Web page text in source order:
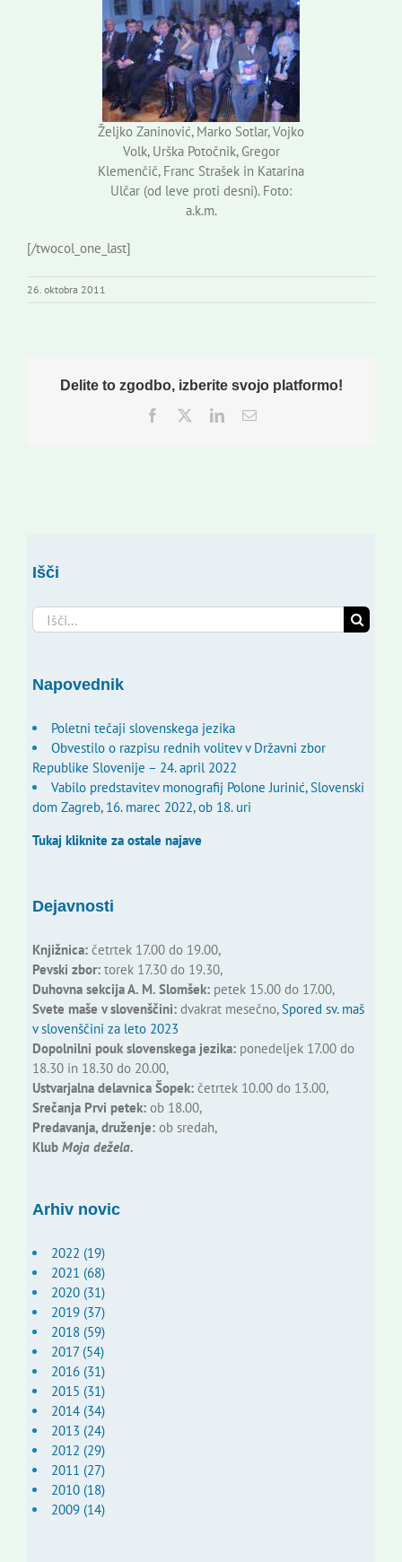
Željko Zaninović, Marko Sotlar, Vojko
Volk, Urška Potočnik, Gregor
Klemenčič, Franc Strašek in Katarina
Ulčar (od leve proti desni). Foto:
a.k.m.
[/twocol_one_last]
26. oktobra 2011
Delite to zgodbo, izberite svojo platformo!
Facebook
TwitterLinkedInEmail
Išči
Search
for:
Napovednik
Poletni tečaji slovenskega jezika
Obvestilo o razpisu rednih volitev v Državni zbor
Republike Slovenije – 24. april 2022
Vabilo predstavitev monografij Polone Jurinić, Slovenski
dom Zagreb, 16. marec 2022, ob 18. uri
Tukaj kliknite za ostale najave
Dejavnosti
Knjižnica:četrtek 17.00 do 19.00,
Pevski zbor:torek 17.30 do 19.30,
Duhovna sekcija A. M. Slomšek:petek 15.00 do 17.00,
Svete maše v slovenščini:dvakrat mesečno,Spored sv. maš
v slovenščini za leto 2023
Dopolnilni pouk slovenskega jezika:ponedeljek 17.00 do
18.30 in 18.30 do 20.00,
Ustvarjalna delavnica Šopek:četrtek 10.00 do 13.00,
Srečanja Prvi petek:ob 18.00,
Predavanja, druženje:ob sredah,
Klub Moja dežela.
Arhiv novic
2022 (19)
2021 (68)
2020 (31)
2019 (37)
2018 (59)
2017 (54)
2016 (31)
2015 (31)
2014 (34)
2013 (24)
2012 (29)
2011 (27)
2010 (18)
2009 (14)